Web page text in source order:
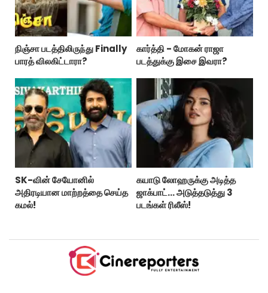
நிஞ்சா படத்திலிருந்து Finally
பாரத் விலகிட்டாரா?
கார்த்தி - மோகன் ராஜா
படத்துக்கு இசை இவரா?
SK-வின் சேயோனில்
அதிரடியான மாற்றத்தை செய்த
கமல்!
கயாடு லோஹருக்கு அடித்த
ஜாக்பாட்... அடுத்தடுத்து 3
படங்கள் ரிலீஸ்!